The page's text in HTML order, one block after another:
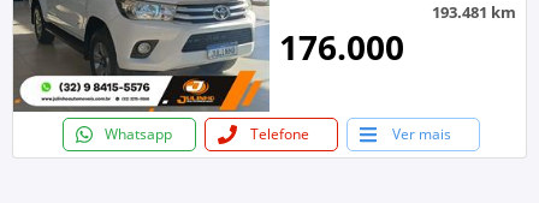
193.481 km
176.000
Whatsapp Telefone Ver mais